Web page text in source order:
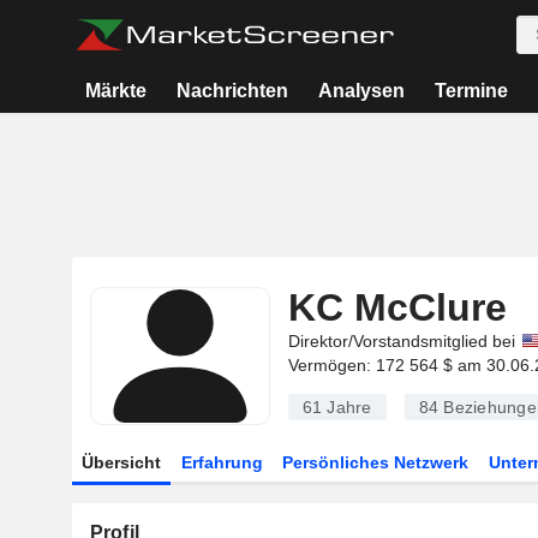
Märkte Nachrichten Analysen Termine
KC McClure
Direktor/Vorstandsmitglied bei
Vermögen: 172 564 $ am
61 Jahre 84
Übersicht Erfahrung Persönliches Netzwerk
Profil